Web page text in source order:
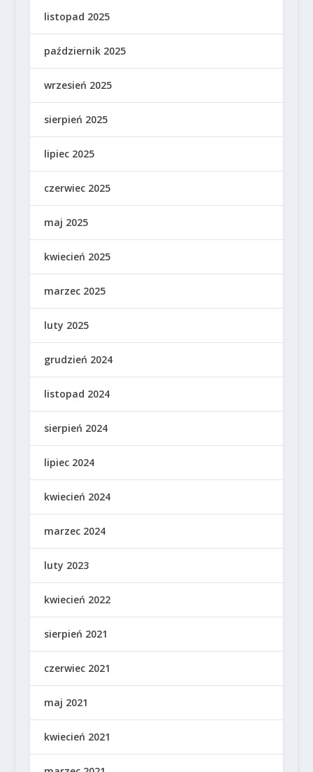
listopad 2025
październik 2025
wrzesień 2025
sierpień 2025
lipiec 2025
czerwiec 2025
maj 2025
kwiecień 2025
marzec 2025
luty 2025
grudzień 2024
listopad 2024
sierpień 2024
lipiec 2024
kwiecień 2024
marzec 2024
luty 2023
kwiecień 2022
sierpień 2021
czerwiec 2021
maj 2021
kwiecień 2021